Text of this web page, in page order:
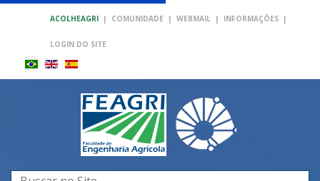
ACOLHEAGRI | COMUNIDADE | WEBMAIL | INFORMAÇÕES |
LOGIN DO SITE
Pesquisar...